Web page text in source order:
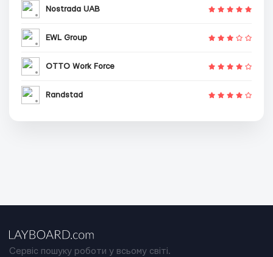
Nostrada UAB
EWL Group
OTTO Work Force
Randstad
Сервіс пошуку роботи у всьому світі.